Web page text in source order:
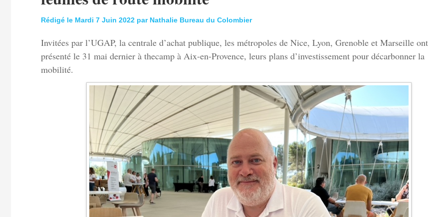
Rédigé le Mardi 7 Juin 2022 par Nathalie Bureau du Colombier
Invitées par l’UGAP, la centrale d’achat publique, les métropoles de Nice, Lyon, Grenoble et Marseille ont
présenté le 31 mai dernier à thecamp à Aix-en-Provence, leurs plans d’investissement pour décarbonner la
mobilité.